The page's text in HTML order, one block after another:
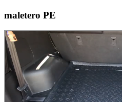
maletero PE